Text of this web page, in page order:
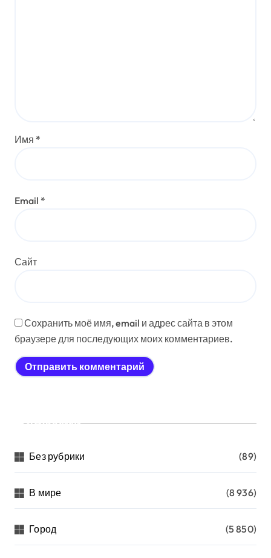
Имя *
Email *
Сайт
Сохранить моё имя, email и адрес сайта в этом
браузере для последующих моих комментариев.
Рубрики
Без рубрики (89)
В мире (8 936)
Город (5 850)